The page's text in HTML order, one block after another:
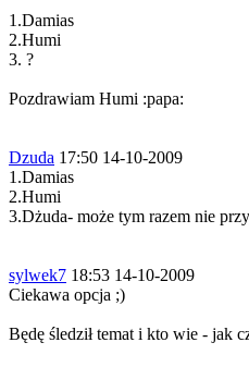
1.Damias
2.Humi
3. ?
Pozdrawiam Humi :papa:
Dzuda 17:50 14-10-2009
1.Damias
2.Humi
3.Dżuda- może tym razem nie
sylwek7 18:53 14-10-2009
Ciekawa opcja ;)
Będę śledził temat i kto wie - jak